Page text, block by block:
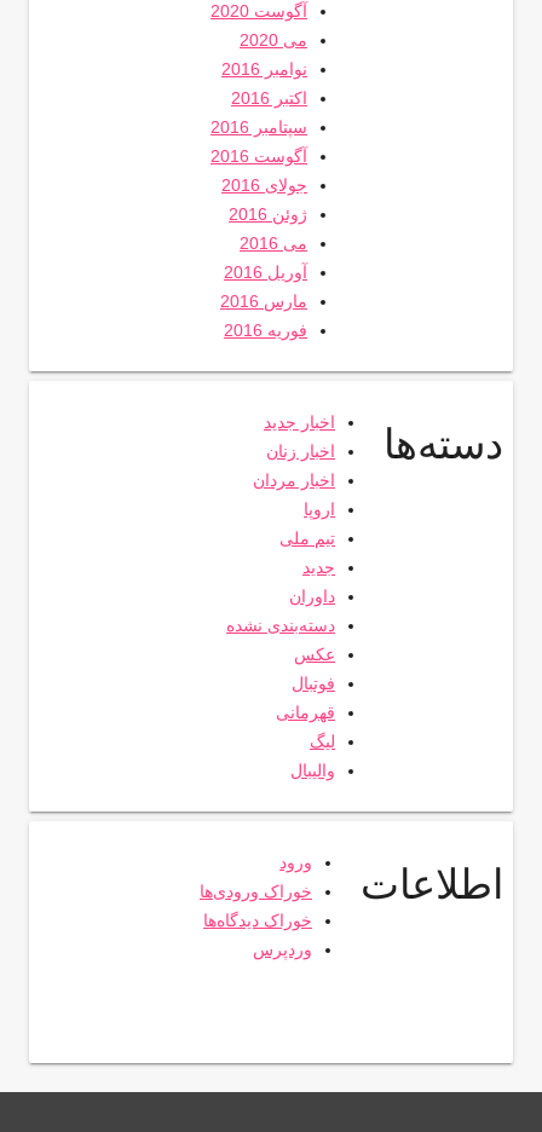
آگوست 2020
می 2020
نوامبر 2016
اکتبر 2016
سپتامبر 2016
آگوست 2016
جولای 2016
ژوئن 2016
می 2016
آوریل 2016
مارس 2016
فوریه 2016
دسته‌ها
اخبار جدید
اخبار زنان
اخبار مردان
اروپا
تیم ملی
جدید
داوران
دسته‌بندی نشده
عکس
فوتبال
قهرمانی
لیگ
والیبال
اطلاعات
ورود
خوراک ورودی‌ها
خوراک دیدگاه‌ها
وردپرس